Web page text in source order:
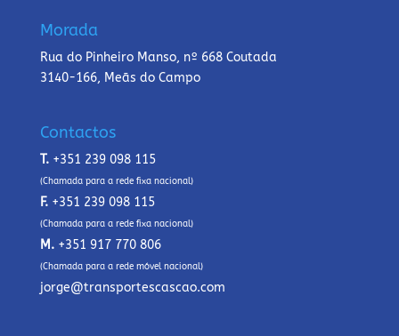
Morada
Rua do Pinheiro Manso, nº 668 Coutada
3140-166, Meãs do Campo
Contactos
T.+351 239 098 115
(Chamada para a rede fixa nacional)
F.+351 239 098 115
(Chamada para a rede fixa nacional)
M.+351 917 770 806
(Chamada para a rede móvel nacional)
jorge@transportescascao.com